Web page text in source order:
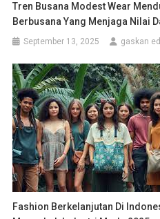
Tren Busana Modest Wear
Berbusana Yang Menjaga Nilai
September 13, 2025 gaskan
Fashion Berkelanjutan Di